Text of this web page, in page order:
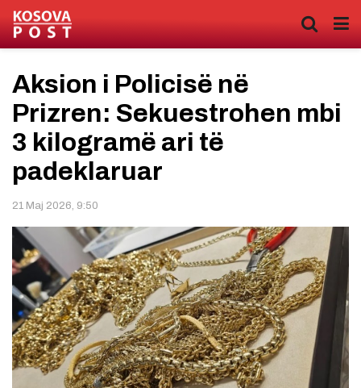
Aksion i Policisë në
Prizren: Sekuestrohen mbi
3 kilogramë ari të
padeklaruar
21 Maj 2026, 9:50